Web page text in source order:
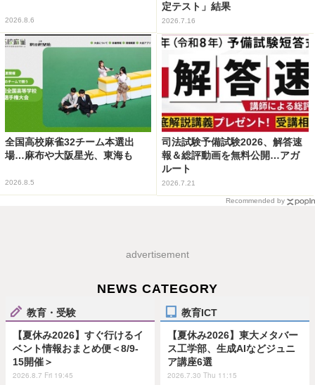
2026.8.6
定テスト」結果
2026.7.16
全国高校麻雀32チーム本選出
場…麻布や大阪星光、東海も
2026.8.5
司法試験予備試験2026、解答速
報＆総評動画を無料公開…アガ
ルート
2026.7.21
Recommended by
advertisement
NEWS CATEGORY
教育・受験
【夏休み2026】すぐ行けるイ
ベント情報おまとめ便＜8/9-
15開催＞
2026.8.7 Fri 19:45
教育ICT
【夏休み2026】東大メタバー
ス工学部、生成AIなどジュニ
ア講座6選
2026.7.30 Thu 11:15